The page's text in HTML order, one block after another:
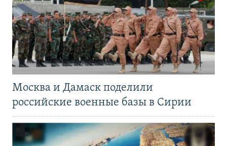
Москва и Дамаск поделили
российские военные базы в Сирии